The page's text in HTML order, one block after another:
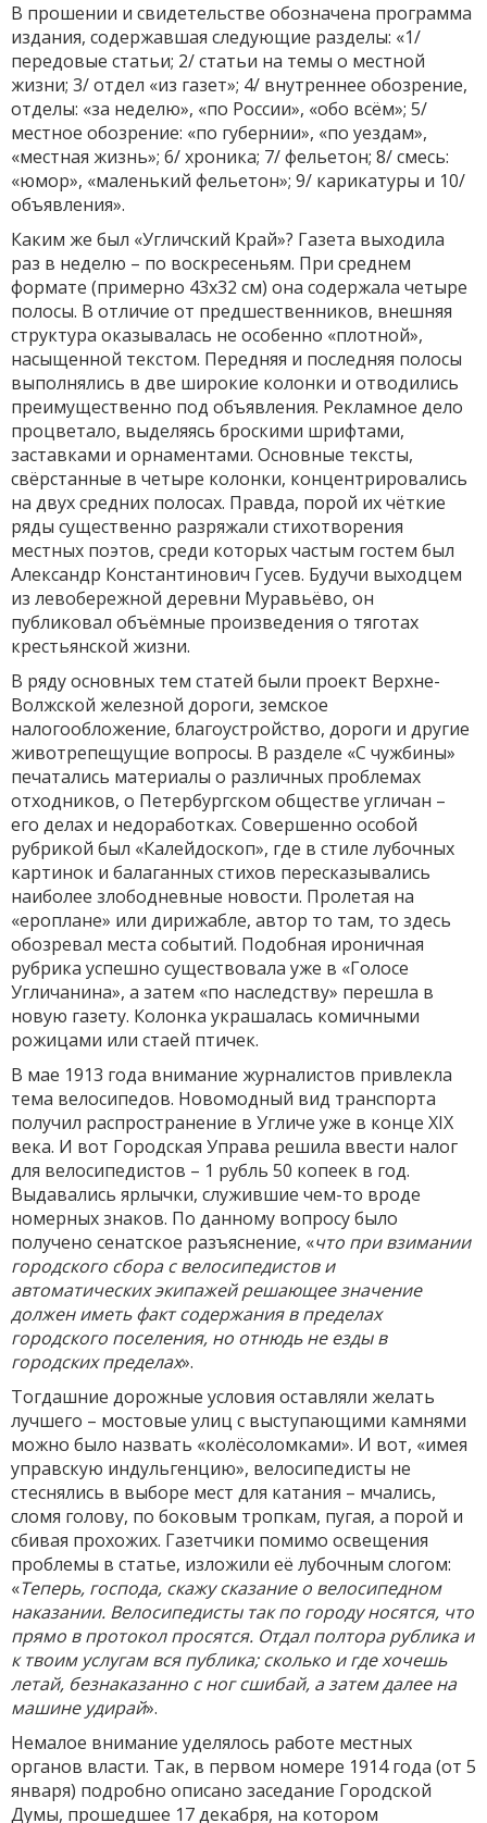
В прошении и свидетельстве обозначена программа
издания, содержавшая следующие разделы: «1/
передовые статьи; 2/ статьи на темы о местной
жизни; 3/ отдел «из газет»; 4/ внутреннее обозрение,
отделы: «за неделю», «по России», «обо всём»; 5/
местное обозрение: «по губернии», «по уездам»,
«местная жизнь»; 6/ хроника; 7/ фельетон; 8/ смесь:
«юмор», «маленький фельетон»; 9/ карикатуры и 10/
объявления».
Каким же был «Угличский Край»? Газета выходила
раз в неделю – по воскресеньям. При среднем
формате (примерно 43х32 см) она содержала четыре
полосы. В отличие от предшественников, внешняя
структура оказывалась не особенно «плотной»,
насыщенной текстом. Передняя и последняя полосы
выполнялись в две широкие колонки и отводились
преимущественно под объявления. Рекламное дело
процветало, выделяясь броскими шрифтами,
заставками и орнаментами. Основные тексты,
свёрстанные в четыре колонки, концентрировались
на двух средних полосах. Правда, порой их чёткие
ряды существенно разряжали стихотворения
местных поэтов, среди которых частым гостем был
Александр Константинович Гусев. Будучи выходцем
из левобережной деревни Муравьёво, он
публиковал объёмные произведения о тяготах
крестьянской жизни.
В ряду основных тем статей были проект Верхне-
Волжской железной дороги, земское
налогообложение, благоустройство, дороги и другие
животрепещущие вопросы. В разделе «С чужбины»
печатались материалы о различных проблемах
отходников, о Петербургском обществе угличан –
его делах и недоработках. Совершенно особой
рубрикой был «Калейдоскоп», где в стиле лубочных
картинок и балаганных стихов пересказывались
наиболее злободневные новости. Пролетая на
«ероплане» или дирижабле, автор то там, то здесь
обозревал места событий. Подобная ироничная
рубрика успешно существовала уже в «Голосе
Угличанина», а затем «по наследству» перешла в
новую газету. Колонка украшалась комичными
рожицами или стаей птичек.
В мае 1913 года внимание журналистов привлекла
тема велосипедов. Новомодный вид транспорта
получил распространение в Угличе уже в конце XIX
века. И вот Городская Управа решила ввести налог
для велосипедистов – 1 рубль 50 копеек в год.
Выдавались ярлычки, служившие чем-то вроде
номерных знаков. По данному вопросу было
получено сенатское разъяснение, «что при взимании
городского сбора с велосипедистов и
автоматических экипажей решающее значение
должен иметь факт содержания в пределах
городского поселения, но отнюдь не езды в
городских пределах».
Тогдашние дорожные условия оставляли желать
лучшего – мостовые улиц с выступающими камнями
можно было назвать «колёсоломками». И вот, «имея
управскую индульгенцию», велосипедисты не
стеснялись в выборе мест для катания – мчались,
сломя голову, по боковым тропкам, пугая, а порой и
сбивая прохожих. Газетчики помимо освещения
проблемы в статье, изложили её лубочным слогом:
«Теперь, господа, скажу сказание о велосипедном
наказании. Велосипедисты так по городу носятся, что
прямо в протокол просятся. Отдал полтора рублика и
к твоим услугам вся публика; сколько и где хочешь
летай, безнаказанно с ног сшибай, а затем далее на
машине удирай».
Немалое внимание уделялось работе местных
органов власти. Так, в первом номере 1914 года (от 5
января) подробно описано заседание Городской
Думы, прошедшее 17 декабря, на котором